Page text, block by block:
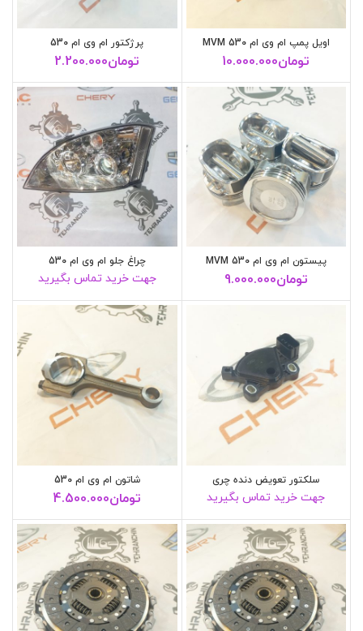
اویل پمپ ام وی ام 530 MVM
تومان10.000.000
پرژکتور ام وی ام 530
تومان2.200.000
پیستون ام وی ام MVM 530
تومان9.000.000
چراغ جلو ام وی ام 530
جهت خرید تماس بگیرید
سلکتور تعویض دنده چری
جهت خرید تماس بگیرید
شاتون ام وی ام 530
تومان4.500.000